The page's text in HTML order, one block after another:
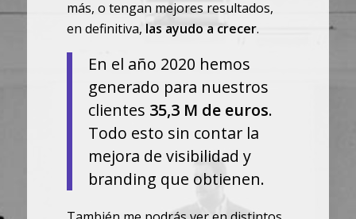
más, o tengan mejores resultados,
en definitiva, las ayudo a crecer.
En el año 2020 hemos
generado para nuestros
clientes 35,3 M de euros.
Todo esto sin contar la
mejora de visibilidad y
branding que obtienen.